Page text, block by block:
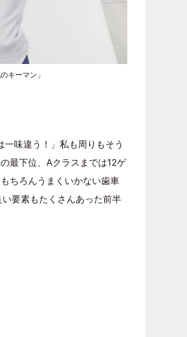
キーマン」
味違う！」私も周りもそう
最下位、Aクラスまでは12ゲ
ちろんうまくいかない歯車
要素もたくさんあった前半